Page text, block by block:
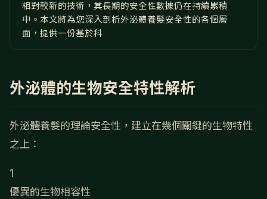
相對較新的技術，其長期的安全性數據仍在持續累積
中。本文將為您深入剖析外泌體養髮安全性的各個層
面，提供一份基於科
外泌體的生物安全特性解析
外泌體養髮的理論安全性，建立在幾個關鍵的生物特性
之上：
1
優異的生物相容性